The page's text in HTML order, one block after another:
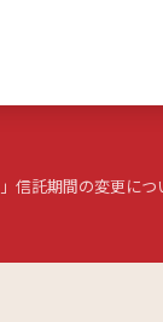
信託期間の変更につ